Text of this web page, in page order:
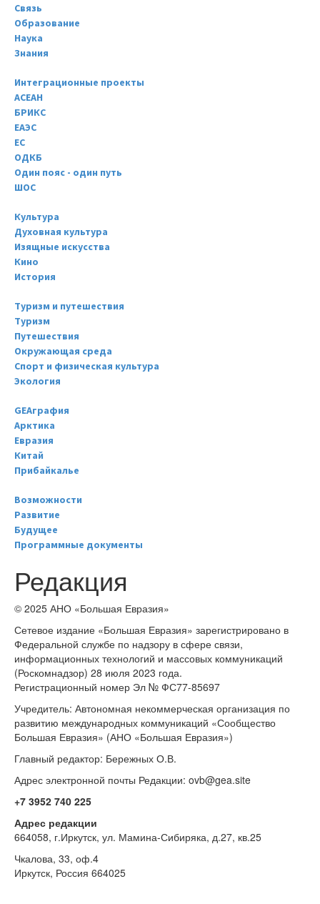
Связь
Образование
Наука
Знания
Интеграционные проекты
АСЕАН
БРИКС
ЕАЭС
ЕС
ОДКБ
Один пояс - один путь
ШОС
Культура
Духовная культура
Изящные искусства
Кино
История
Туризм и путешествия
Туризм
Путешествия
Окружающая среда
Спорт и физическая культура
Экология
GEAграфия
Арктика
Евразия
Китай
Прибайкалье
Возможности
Развитие
Будущее
Программные документы
Редакция
© 2025 АНО «Большая Евразия»
Сетевое издание «Большая Евразия» зарегистрировано в
Федеральной службе по надзору в сфере связи,
информационных технологий и массовых коммуникаций
(Роскомнадзор) 28 июля 2023 года.
Регистрационный номер Эл № ФС77-85697
Учредитель: Автономная некоммерческая организация по
развитию международных коммуникаций «Сообщество
Большая Евразия» (АНО «Большая Евразия»)
Главный редактор: Бережных О.В.
Адрес электронной почты Редакции: ovb@gea.site
+7 3952 740 225
Адрес редакции
664058, г.Иркутск, ул. Мамина-Сибиряка, д.27, кв.25
Чкалова, 33, оф.4
Иркутск, Россия 664025